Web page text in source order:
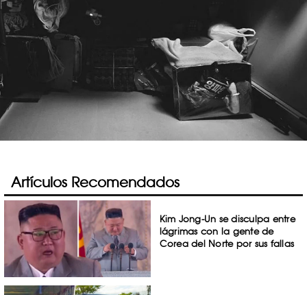
Artículos Recomendados
Kim Jong-Un se disculpa entre
lágrimas con la gente de
Corea del Norte por sus fallas